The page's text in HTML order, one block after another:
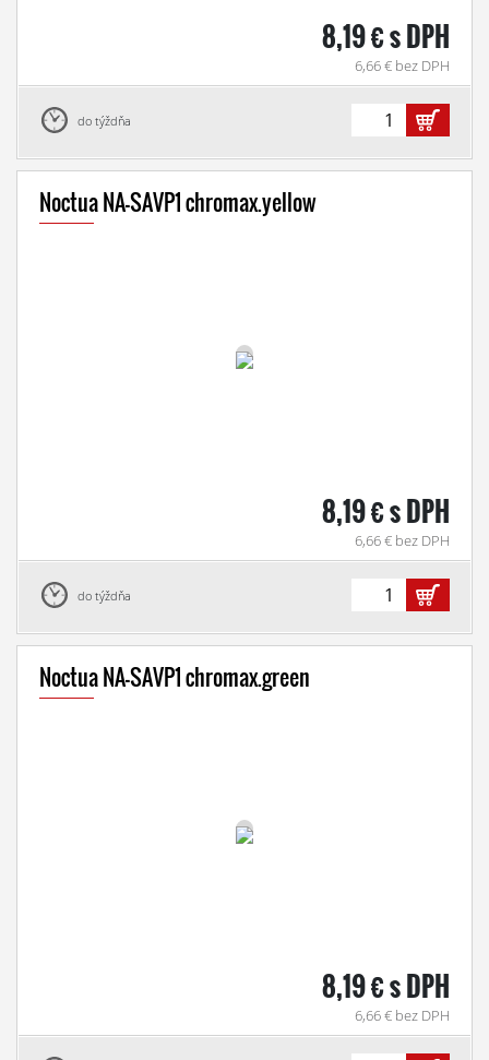
8,19 € s DPH
6,66 € bez DPH
do týždňa
Noctua NA-SAVP1 chromax.yellow
8,19 € s DPH
6,66 € bez DPH
do týždňa
Noctua NA-SAVP1 chromax.green
8,19 € s DPH
6,66 € bez DPH